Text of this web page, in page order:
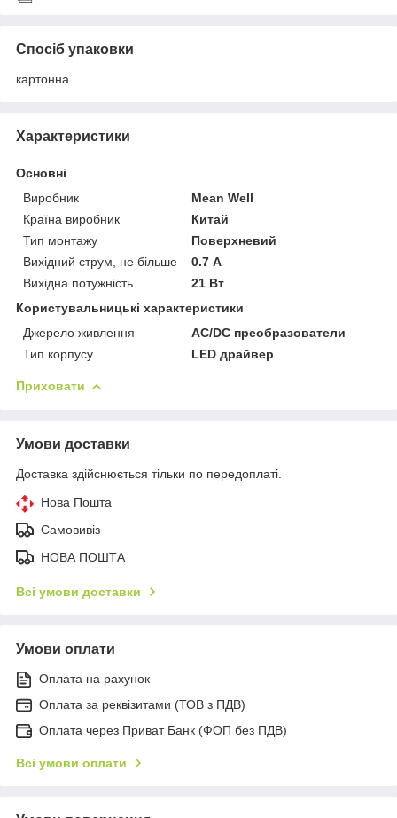
Спосіб упаковки
картонна
Характеристики
Основні
Виробник
Mean Well
Країна виробник
Китай
Тип монтажу
Поверхневий
Вихідний струм, не більше
0.7 А
Вихідна потужність
21 Вт
Користувальницькі характеристики
Джерело живлення
AC/DC преобразователи
Тип корпусу
LED драйвер
Приховати
Умови доставки
Доставка здійснюється тільки по передоплаті.
Нова Пошта
Самовивіз
НОВА ПОШТА
Всі умови доставки
Умови оплати
Оплата на рахунок
Оплата за реквізитами (ТОВ з ПДВ)
Оплата через Приват Банк (ФОП без ПДВ)
Всі умови оплати